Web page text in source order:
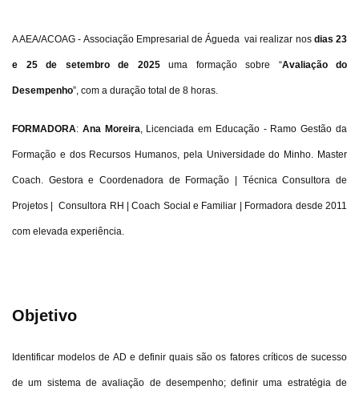
A AEA/ACOAG - Associação Empresarial de Águeda vai realizar nosdias 23
e 25 de setembro de 2025uma formação sobre “Avaliação do
Desempenho”, com a duração total de 8 horas.
FORMADORA: Ana Moreira, Licenciada em Educação - Ramo Gestão da
Formação e dos Recursos Humanos, pela Universidade do Minho. Master
Coach. Gestora e Coordenadora de Formação | Técnica Consultora de
Projetos | Consultora RH | Coach Social e Familiar | Formadora desde 2011
com elevada experiência.
Objetivo
Identificar modelos de AD e definir quais são os fatores críticos de sucesso
de um sistema de avaliação de desempenho; definir uma estratégia de